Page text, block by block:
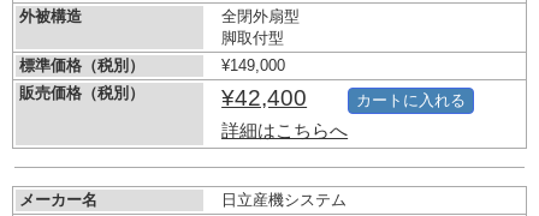
外被構造
全閉外扇型
脚取付型
標準価格（税別）
¥149,000
販売価格（税別）
¥42,400
詳細はこちらへ
カートに入れる
メーカー名
日立産機システム